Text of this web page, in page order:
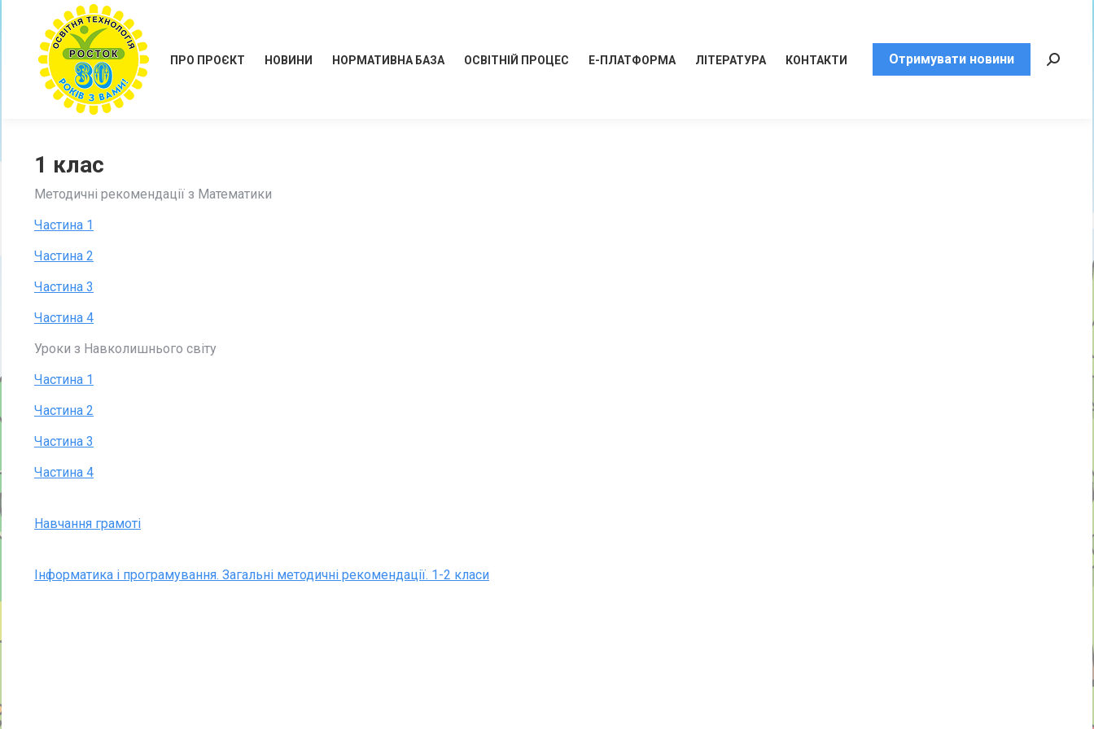
ПРО ПРОЄКТ НОВИНИ НОРМАТИВНА БАЗА ОСВІТНІЙ ПРОЦЕС Е-ПЛАТФОРМА ЛІТЕРАТУРА КОНТАКТИ Отримувати новини Пошук:
1 клас
Методичні рекомендації з Математики
Частина 1
Частина 2
Частина 3
Частина 4
Уроки з Навколишнього світу
Частина 1
Частина 2
Частина 3
Частина 4
Навчання грамоті
Інформатика і програмування. Загальні методичні рекомендації. 1-2 класи